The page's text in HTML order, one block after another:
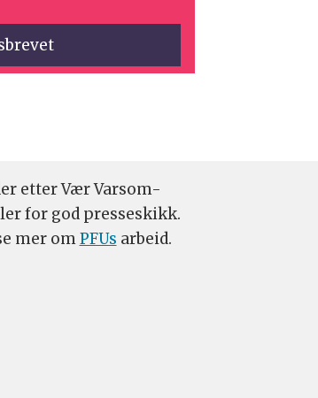
etter Vær Varsom-
for god presseskikk.
mer omPFUs arbeid.